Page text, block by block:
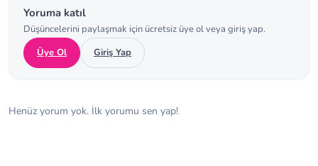
Yoruma katıl
Düşüncelerini paylaşmak için ücretsiz üye ol veya giriş yap.
Üye Ol
Giriş Yap
Henüz yorum yok. İlk yorumu sen yap!